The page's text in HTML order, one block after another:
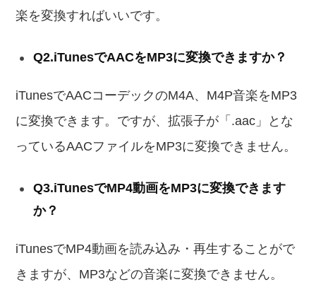
楽を変換すればいいです。
Q2.iTunesでAACをMP3に変換できますか？
iTunesでAACコーデックのM4A、M4P音楽をMP3
に変換できます。ですが、拡張子が「.aac」とな
っているAACファイルをMP3に変換できません。
Q3.iTunesでMP4動画をMP3に変換できます
か？
iTunesでMP4動画を読み込み・再生することがで
きますが、MP3などの音楽に変換できません。